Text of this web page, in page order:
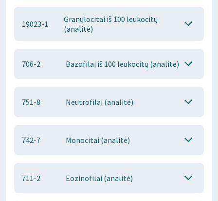
19023-1
Granulocitai iš 100 leukocitų
(analitė)
706-2 Bazofilai iš 100 leukocitų (analitė)
751-8 Neutrofilai (analitė)
742-7 Monocitai (analitė)
711-2 Eozinofilai (analitė)